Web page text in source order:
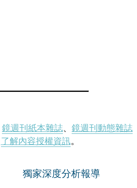
鏡週刊紙本雜誌、 鏡週刊動態雜誌
了解內容授權資訊。
獨家深度分析報導